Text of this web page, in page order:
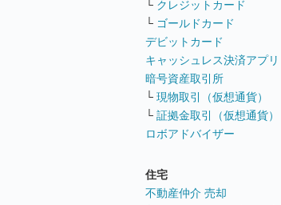
└ クレジットカード
└ ゴールドカード
デビットカード
キャッシュレス決済アプリ
暗号資産取引所
└ 現物取引（仮想通貨）
└ 証拠金取引（仮想通貨）
ロボアドバイザー
住宅
不動産仲介 売却